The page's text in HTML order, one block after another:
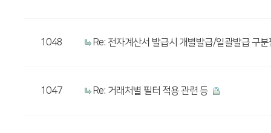
1048 Re: 전자계산서 발급시 개별발급/일괄발급 구
1047 Re: 거래처별 필터 적용 관련 등